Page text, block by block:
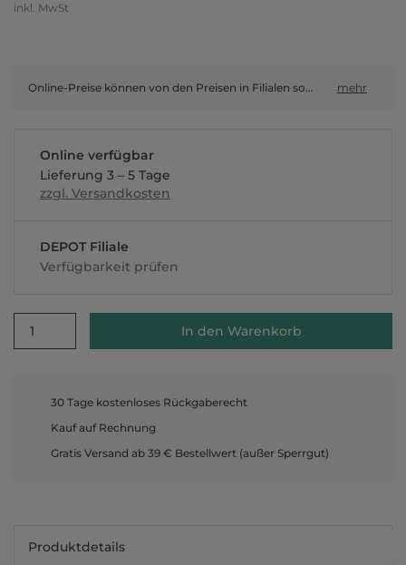
inkl. MwSt
Online-Preise können von den Preisen in Filialen sowie Shop-in-Shop-Flächen abweichen. mehr
Online verfügbar
Lieferung 3 – 5 Tage
zzgl. Versandkosten
DEPOT Filiale
Verfügbarkeit prüfen
1 In den Warenkorb
30 Tage kostenloses Rückgaberecht
Kauf auf Rechnung
Gratis Versand ab 39 € Bestellwert (außer Sperrgut)
Produktdetails